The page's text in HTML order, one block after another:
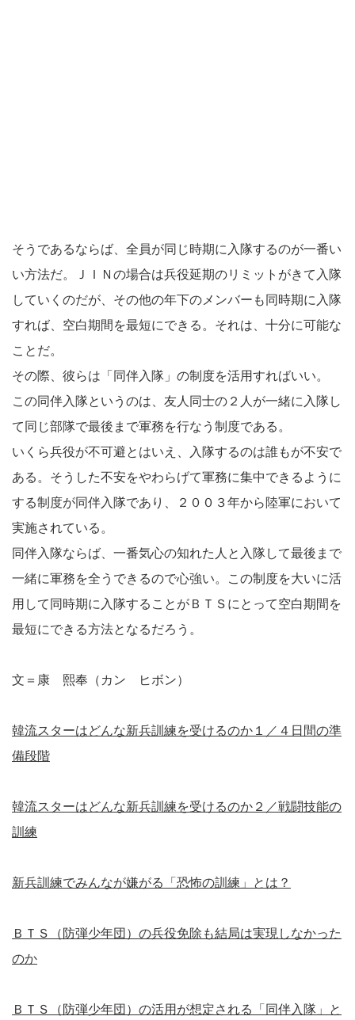
そうであるならば、全員が同じ時期に入隊するのが一番い
い方法だ。ＪＩＮの場合は兵役延期のリミットがきて入隊
していくのだが、その他の年下のメンバーも同時期に入隊
すれば、空白期間を最短にできる。それは、十分に可能な
ことだ。
その際、彼らは「同伴入隊」の制度を活用すればいい。
この同伴入隊というのは、友人同士の２人が一緒に入隊し
て同じ部隊で最後まで軍務を行なう制度である。
いくら兵役が不可避とはいえ、入隊するのは誰もが不安で
ある。そうした不安をやわらげて軍務に集中できるように
する制度が同伴入隊であり、２００３年から陸軍において
実施されている。
同伴入隊ならば、一番気心の知れた人と入隊して最後まで
一緒に軍務を全うできるので心強い。この制度を大いに活
用して同時期に入隊することがＢＴＳにとって空白期間を
最短にできる方法となるだろう。
文＝康 熙奉（カン ヒボン）
韓流スターはどんな新兵訓練を受けるのか１／４日間の準
備段階
韓流スターはどんな新兵訓練を受けるのか２／戦闘技能の
訓練
新兵訓練でみんなが嫌がる「恐怖の訓練」とは？
ＢＴＳ（防弾少年団）の兵役免除も結局は実現しなかった
のか
ＢＴＳ（防弾少年団）の活用が想定される「同伴入隊」と